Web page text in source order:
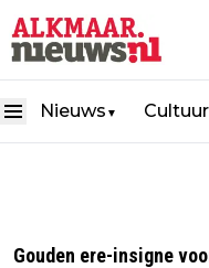
Nieuws ▼ Cultuur
Gouden ere-insigne